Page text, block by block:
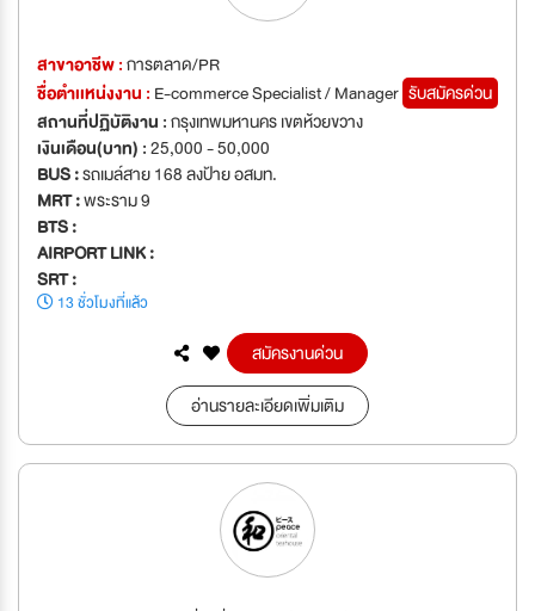
สาขาอาชีพ :การตลาด/PR
ชื่อตำเเหน่งงาน : E-commerce Specialist / Manager รับสมัครด่วน
สถานที่ปฏิบัติงาน :กรุงเทพมหานคร เขตห้วยขวาง
เงินเดือน(บาท) :25,000 - 50,000
BUS :รถเมล์สาย 168 ลงป้าย อสมท.
MRT :พระราม 9
BTS :
AIRPORT LINK :
SRT :
13 ชั่วโมงที่แล้ว
สมัครงานด่วน
อ่านรายละเอียดเพิ่มเติม